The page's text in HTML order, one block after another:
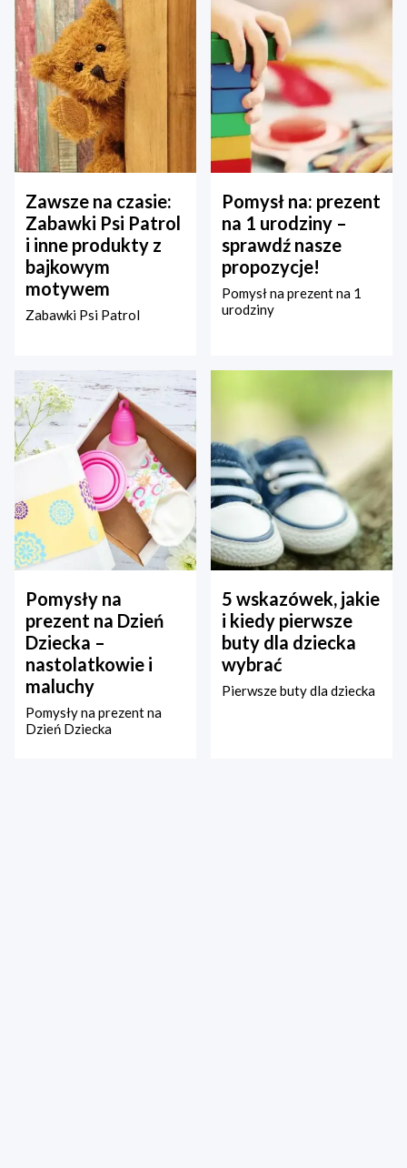
Zawsze na czasie:
Zabawki Psi Patrol
i inne produkty z
bajkowym
motywem
Zabawki Psi Patrol
Pomysł na: prezent
na 1 urodziny –
sprawdź nasze
propozycje!
Pomysł na prezent na 1
urodziny
Pomysły na
prezent na Dzień
Dziecka –
nastolatkowie i
maluchy
Pomysły na prezent na
Dzień Dziecka
5 wskazówek, jakie
i kiedy pierwsze
buty dla dziecka
wybrać
Pierwsze buty dla dziecka